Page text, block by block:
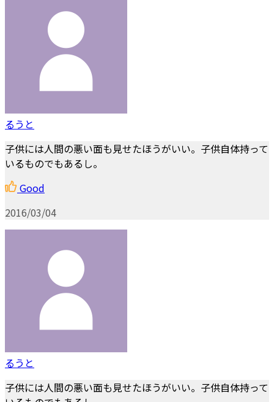
るうと
子供には人間の悪い面も見せたほうがいい。子供自体持って
いるものでもあるし。
Good
2016/03/04
るうと
子供には人間の悪い面も見せたほうがいい。子供自体持って